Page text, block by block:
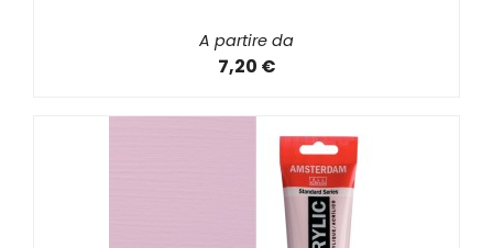
A partire da
7,20 €